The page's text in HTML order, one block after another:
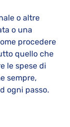
o altre
o una
procedere
quello che
le spese di
sempre,
ogni passo.